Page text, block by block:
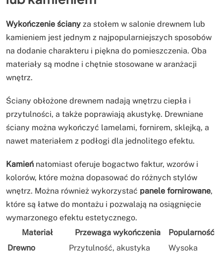
Wykończenie ściany za stołem w salonie drewnem lub
kamieniem jest jednym z najpopularniejszych sposobów
na dodanie charakteru i piękna do pomieszczenia. Oba
materiały są modne i chętnie stosowane w aranżacji
wnętrz.
Ściany obłożone drewnem nadają wnętrzu ciepła i
przytulności, a także poprawiają akustykę. Drewniane
ściany można wykończyć lamelami, fornirem, sklejką, a
nawet materiałem z podłogi dla jednolitego efektu.
Kamień natomiast oferuje bogactwo faktur, wzorów i
kolorów, które można dopasować do różnych stylów
wnętrz. Można również wykorzystać panele fornirowane,
które są łatwe do montażu i pozwalają na osiągnięcie
wymarzonego efektu estetycznego.
Materiał
Przewaga wykończenia
Popularność
Drewno
Przytulność, akustyka
Wysoka